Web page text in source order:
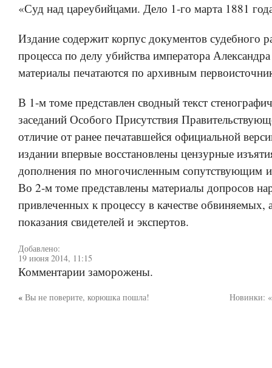
«Суд над цареубийцами. Дело 1-го марта 1881
Издание содержит корпус документов судебного
процесса по делу убийства императора
материалы печатаются по архивным
В 1-м томе представлен сводный текст
заседаний Особого Присутствия
отличие от ранее печатавшейся официальной
издании впервые восстановлены цензурные
дополнения по многочисленным сопутствующим
Во 2-м томе представлены материалы допросов
привлеченных к процессу в качестве обвиняемых,
показания свидетелей и экспертов.
Добавлено:
19 июня 2014, 11:15
Комментарии заморожены.
« Вы не поверите, корюшка пошла! Новинки: